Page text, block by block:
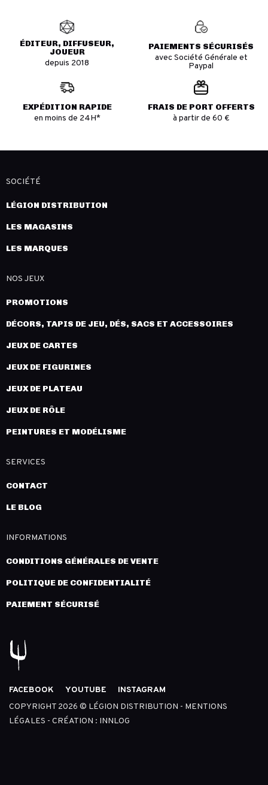
ÉDITEUR, DIFFUSEUR,
JOUEUR
depuis 2018
PAIEMENTS SÉCURISÉS
avec Société Générale et
Paypal
EXPÉDITION RAPIDE
en moins de 24H*
FRAIS DE PORT OFFERTS
à partir de 60 €
SOCIÉTÉ
LÉGION DISTRIBUTION
LES MAGASINS
LES MARQUES
NOS JEUX
PROMOTIONS
DÉCORS, TAPIS DE JEU, DÉS, SACS ET ACCESSOIRES
JEUX DE CARTES
JEUX DE FIGURINES
JEUX DE PLATEAU
JEUX DE RÔLE
PEINTURES ET MODÉLISME
SERVICES
CONTACT
LE BLOG
INFORMATIONS
CONDITIONS GÉNÉRALES DE VENTE
POLITIQUE DE CONFIDENTIALITÉ
PAIEMENT SÉCURISÉ
FACEBOOK YOUTUBE
INSTAGRAM
COPYRIGHT 2026 © LÉGION DISTRIBUTION - MENTIONS
LÉGALES - CRÉATION : INNLOG